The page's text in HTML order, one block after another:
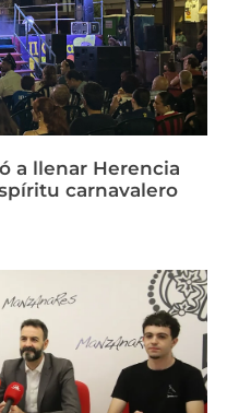
a llenar Herencia
carnavalero